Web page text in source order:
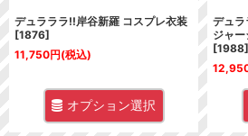
デュラララ!!岸谷新羅 コスプレ衣装
[1876]
11,750円(税込)
オプション選択
デュ
ジャ
[1988]